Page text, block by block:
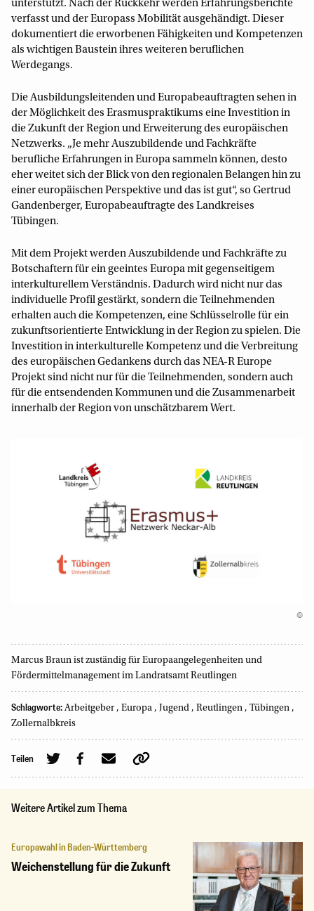
unterstützt. Nach der Rückkehr werden Erfahrungsberichte
verfasst und der Europass Mobilität ausgehändigt. Dieser
dokumentiert die erworbenen Fähigkeiten und Kompetenzen
als wichtigen Baustein ihres weiteren beruflichen
Werdegangs.
Die Ausbildungsleitenden und Europabeauftragten sehen in
der Möglichkeit des Erasmuspraktikums eine Investition in
die Zukunft der Region und Erweiterung des europäischen
Netzwerks. „Je mehr Auszubildende und Fachkräfte
berufliche Erfahrungen in Europa sammeln können, desto
eher weitet sich der Blick von den regionalen Belangen hin zu
einer europäischen Perspektive und das ist gut“, so Gertrud
Gandenberger, Europabeauftragte des Landkreises
Tübingen.
Mit dem Projekt werden Auszubildende und Fachkräfte zu
Botschaftern für ein geeintes Europa mit gegenseitigem
interkulturellem Verständnis. Dadurch wird nicht nur das
individuelle Profil gestärkt, sondern die Teilnehmenden
erhalten auch die Kompetenzen, eine Schlüsselrolle für ein
zukunftsorientierte Entwicklung in der Region zu spielen. Die
Investition in interkulturelle Kompetenz und die Verbreitung
des europäischen Gedankens durch das NEA-R Europe
Projekt sind nicht nur für die Teilnehmenden, sondern auch
für die entsendenden Kommunen und die Zusammenarbeit
innerhalb der Region von unschätzbarem Wert.
©
Marcus Braun ist zuständig für Europaangelegenheiten und
Fördermittelmanagement im Landratsamt Reutlingen
Schlagworte: Arbeitgeber , Europa , Jugend , Reutlingen , Tübingen ,
Zollernalbkreis
Teilen
Weitere Artikel zum Thema
Europawahl in Baden-Württemberg
Weichenstellung für die Zukunft